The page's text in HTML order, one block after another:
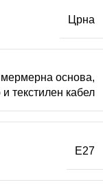
Црна
мермерна основа,
текстилен кабел
E27